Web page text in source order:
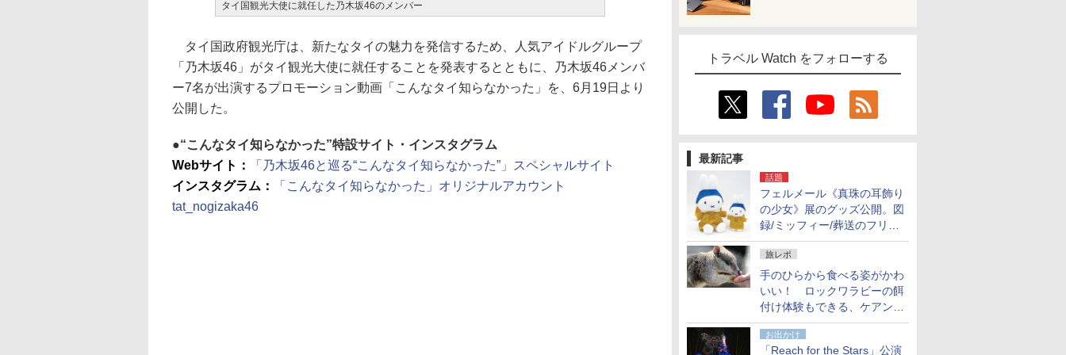
トラベル Watch をフォローする
最新記事
話題
フェルメール《真珠の耳飾り
の少女》展のグッズ公開。図
録/ミッフィー/葬送のフリー
レンほか、注目ブランドコラ
ボが実現
旅レポ
手のひらから食べる姿がかわ
いい！ ロックワラビーの餌
付け体験もできる、ケアンズ
でアサートン高原の日本語ガ
イド付きツアーに参加してみ
お出かけ
「Reach for the Stars」公演
タイ国観光大使に就任した乃木坂46のメンバー
タイ国政府観光庁は、新たなタイの魅力を発信するため、人気アイドルグループ
「乃木坂46」がタイ観光大使に就任することを発表するとともに、乃木坂46メンバ
ー7名が出演するプロモーション動画「こんなタイ知らなかった」を、6月19日より
公開した。
“こんなタイ知らなかった”特設サイト・インスタグラム
Webサイト：
「乃木坂46と巡る“こんなタイ知らなかった”」スペシャルサイト
インスタグラム：
「こんなタイ知らなかった」オリジナルアカウント
tat_nogizaka46